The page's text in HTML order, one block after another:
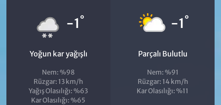
-1°
Yoğun kar yağışlı
Nem: %98
Rüzgar: 13 km/h
Yağış Olasılığı: %63
Kar Olasılığı: %65
-1°
Parçalı Bulutlu
Nem: %91
Rüzgar: 14 km/h
Kar Olasılığı: %11